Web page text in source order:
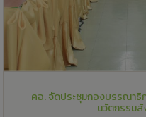
คอ. จัดประชุมกองบรรณาธิ
นวัตกรรม